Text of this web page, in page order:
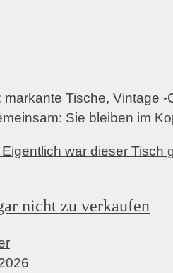
Tische, Vintage
Sie bleiben im
nicht zu verkaufen